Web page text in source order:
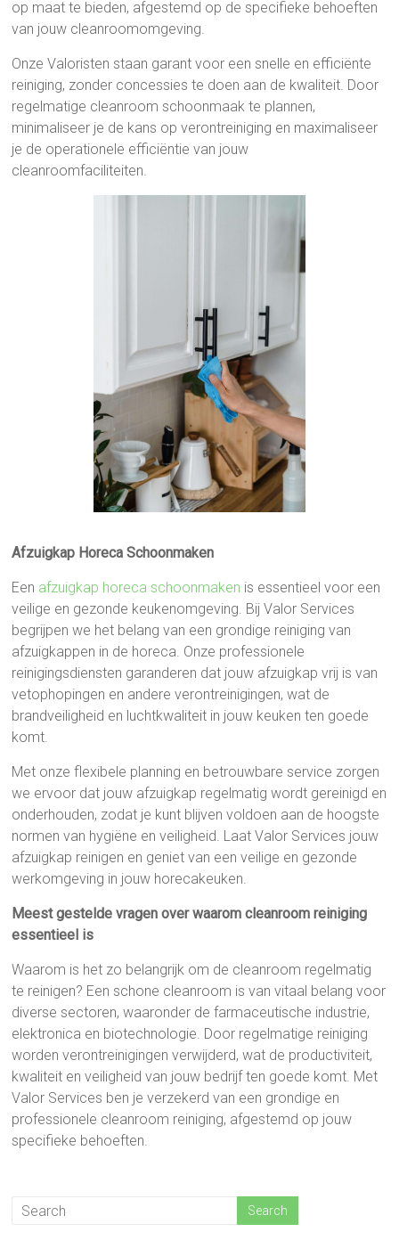
op maat te bieden, afgestemd op de specifieke behoeften
van jouw cleanroomomgeving.
Onze Valoristen staan garant voor een snelle en efficiënte
reiniging, zonder concessies te doen aan de kwaliteit. Door
regelmatige cleanroom schoonmaak te plannen,
minimaliseer je de kans op verontreiniging en maximaliseer
je de operationele efficiëntie van jouw
cleanroomfaciliteiten.
Afzuigkap Horeca Schoonmaken
Een afzuigkap horeca schoonmaken is essentieel voor een
veilige en gezonde keukenomgeving. Bij Valor Services
begrijpen we het belang van een grondige reiniging van
afzuigkappen in de horeca. Onze professionele
reinigingsdiensten garanderen dat jouw afzuigkap vrij is van
vetophopingen en andere verontreinigingen, wat de
brandveiligheid en luchtkwaliteit in jouw keuken ten goede
komt.
Met onze flexibele planning en betrouwbare service zorgen
we ervoor dat jouw afzuigkap regelmatig wordt gereinigd en
onderhouden, zodat je kunt blijven voldoen aan de hoogste
normen van hygiëne en veiligheid. Laat Valor Services jouw
afzuigkap reinigen en geniet van een veilige en gezonde
werkomgeving in jouw horecakeuken.
Meest gestelde vragen over waarom cleanroom reiniging
essentieel is
Waarom is het zo belangrijk om de cleanroom regelmatig
te reinigen? Een schone cleanroom is van vitaal belang voor
diverse sectoren, waaronder de farmaceutische industrie,
elektronica en biotechnologie. Door regelmatige reiniging
worden verontreinigingen verwijderd, wat de productiviteit,
kwaliteit en veiligheid van jouw bedrijf ten goede komt. Met
Valor Services ben je verzekerd van een grondige en
professionele cleanroom reiniging, afgestemd op jouw
specifieke behoeften.